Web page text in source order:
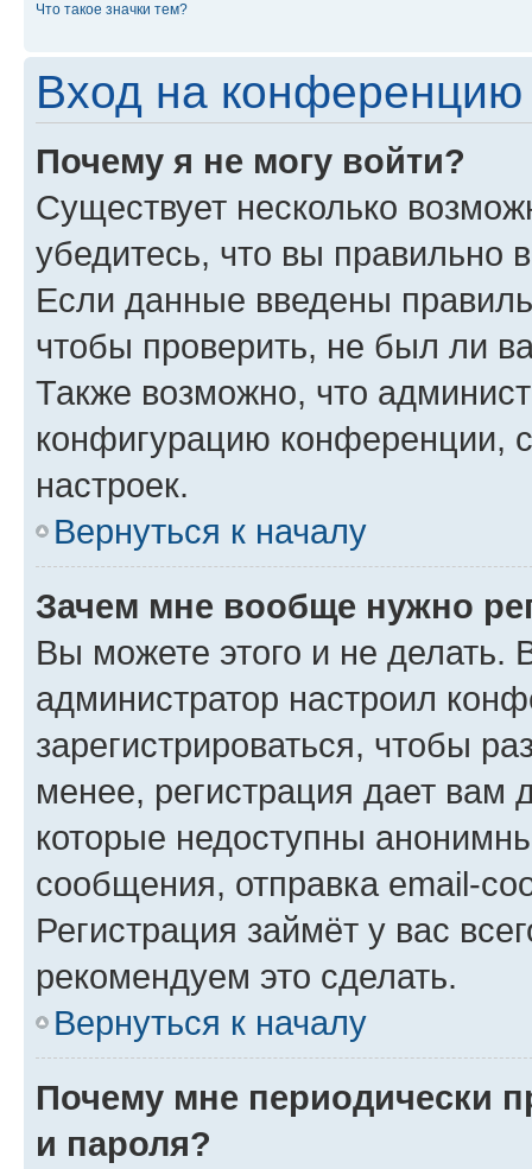
Что такое значки тем?
Вход на конференцию
Почему я не могу войти?
Существует несколько
убедитесь, что вы правильно
Если данные введены
чтобы проверить, не был ли
Также возможно, что
конфигурацию конференции,
настроек.
Вернуться к началу
Зачем мне вообще нужно
Вы можете этого и не делать.
администратор настроил
зарегистрироваться, чтобы
менее, регистрация дает вам
которые недоступны
сообщения, отправка email-
Регистрация займёт у вас
рекомендуем это сделать.
Вернуться к началу
Почему мне периодически
и пароля?